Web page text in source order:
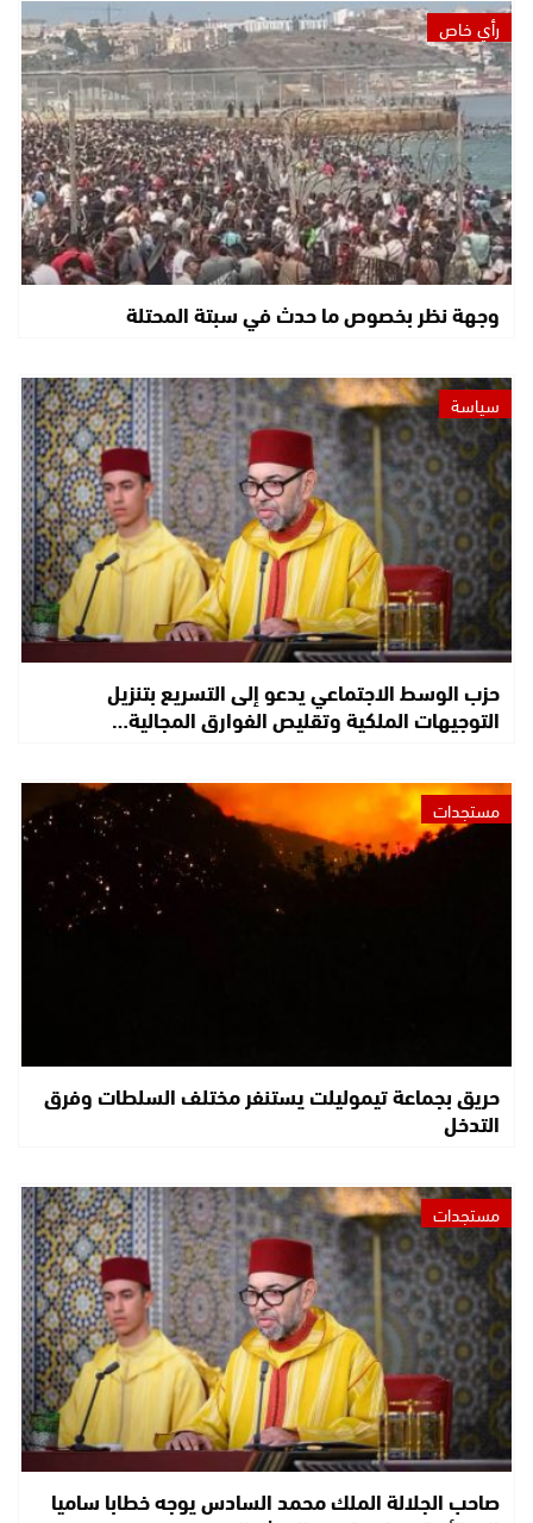
رأي خاص
وجهة نظر بخصوص ما حدث في سبتة المحتلة
سياسة
حزب الوسط الاجتماعي يدعو إلى التسريع بتنزيل
التوجيهات الملكية وتقليص الفوارق المجالية…
مستجدات
حريق بجماعة تيموليلت يستنفر مختلف السلطات وفرق
التدخل
مستجدات
صاحب الجلالة الملك محمد السادس يوجه خطابا ساميا